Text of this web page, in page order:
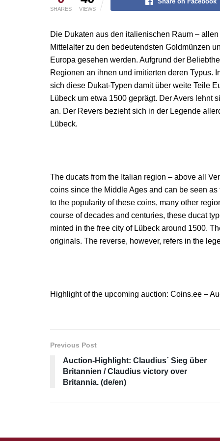
SHARES VIEWS
Die Dukaten aus den italienischen Raum –
Mittelalter zu den bedeutendsten Goldmünzen
Europa gesehen werden. Aufgrund der
Regionen an ihnen und imitierten deren Typus.
sich diese Dukat-Typen damit über weite Teile
Lübeck um etwa 1500 geprägt. Der Avers lehnt
an. Der Revers bezieht sich in der Legende
Lübeck.
The ducats from the Italian region – above all
coins since the Middle Ages and can be seen
to the popularity of these coins, many other
course of decades and centuries, these ducat
minted in the free city of Lübeck around 1500.
originals. The reverse, however, refers in the
Highlight of the upcoming auction: Coins.ee –
Previous Post
Auction-Highlight: Claudius´ Sieg über
Britannien / Claudius victory over
Britannia. (de/en)